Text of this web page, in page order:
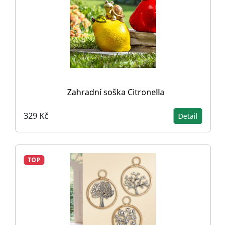
Zahradní soška Citronella
329 Kč Detail
TOP